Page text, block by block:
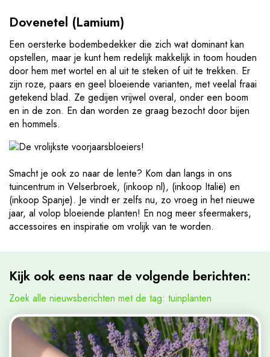
Dovenetel (Lamium)
Een oersterke bodembedekker die zich wat dominant kan
opstellen, maar je kunt hem redelijk makkelijk in toom houden
door hem met wortel en al uit te steken of uit te trekken. Er
zijn roze, paars en geel bloeiende varianten, met veelal fraai
getekend blad. Ze gedijen vrijwel overal, onder een boom
en in de zon. En dan worden ze graag bezocht door bijen
en hommels.
Smacht je ook zo naar de lente? Kom dan langs in ons
tuincentrum in Velserbroek, (inkoop nl), (inkoop Italië) en
(inkoop Spanje). Je vindt er zelfs nu, zo vroeg in het nieuwe
jaar, al volop bloeiende planten! En nog meer sfeermakers,
accessoires en inspiratie om vrolijk van te worden.
Kijk ook eens naar de volgende berichten:
Zoek alle nieuwsberichten met de tag: tuinplanten